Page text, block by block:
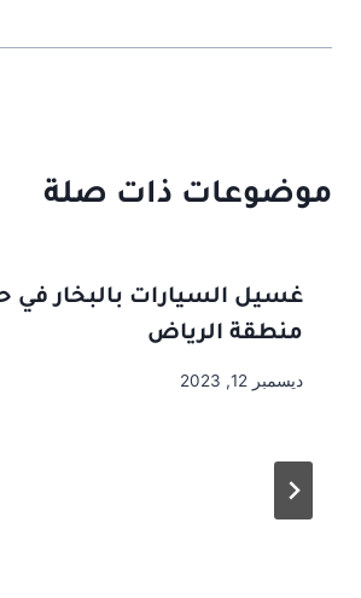
موضوعات ذات صلة
غسيل السيارات بالبخار في
منطقة الرياض
ديسمبر 12, 2023